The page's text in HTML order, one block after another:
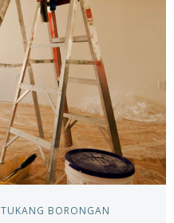
TUKANG BORONGAN